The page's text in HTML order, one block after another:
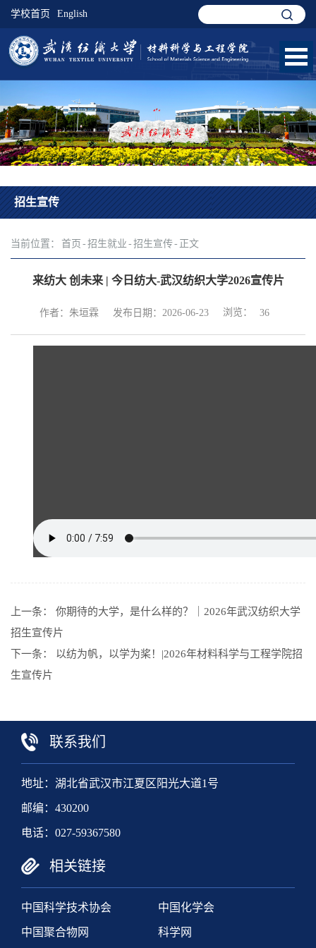
学校首页 English
招生宣传
当前位置： 首页 - 招生就业 - 招生宣传- 正文
来纺大 创未来 | 今日纺大-武汉纺织大学2026宣传片
作者：朱垣霖 发布日期：2026-06-23 浏览： 36
上一条： 你期待的大学，是什么样的？｜2026年武汉纺织大学
招生宣传片
下一条： 以纺为帆，以学为桨！|2026年材料科学与工程学院招
生宣传片
联系我们
地址：湖北省武汉市江夏区阳光大道1号
邮编：430200
电话：027-59367580
相关链接
中国科学技术协会 中国化学会
中国聚合物网 科学网